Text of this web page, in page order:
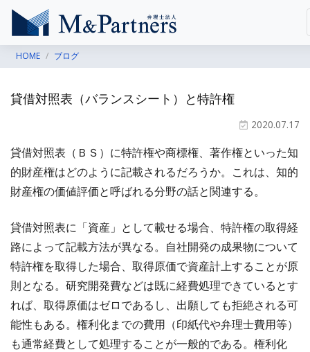
HOME ブログ
貸借対照表（バランスシート）と特許権
2020.07.17
貸借対照表（ＢＳ）に特許権や商標権、著作権といった知
的財産権はどのように記載されるだろうか。これは、知的
財産権の価値評価と呼ばれる分野の話と関連する。
貸借対照表に「資産」として載せる場合、特許権の取得経
路によって記載方法が異なる。自社開発の成果物について
特許権を取得した場合、取得原価で資産計上することが原
則となる。研究開発費などは既に経費処理できているとす
れば、取得原価はゼロであるし、出願しても拒絶される可
能性もある。権利化までの費用（印紙代や弁理士費用等）
も通常経費として処理することが一般的である。権利化